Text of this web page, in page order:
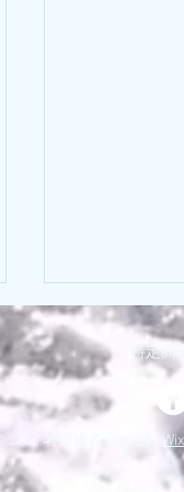
最新釣果は
ブログの不具
投稿が出来な
ます😭 お手
イトにて最新
い🙏 釣り速
特定商
© 2023 著作権表示の例 -